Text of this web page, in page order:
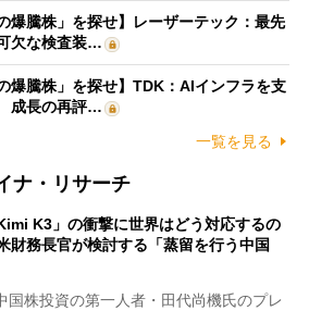
爆騰株」を探せ】レーザーテック：最先
欠な検査装…
爆騰株」を探せ】TDK：AIインフラを支
成長の再評…
一覧を見る
ナ・リサーチ
K3」の衝撃に世界はどう対応するの
務長官が検討する「蒸留を行う中国
株投資の第一人者・田代尚機氏のプレ